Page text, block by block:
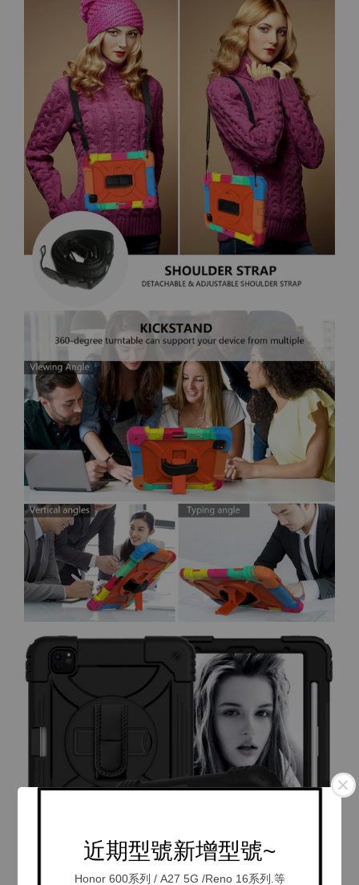
近期型號新增型號~
Honor 600系列 / A27 5G /Reno 16系列.等